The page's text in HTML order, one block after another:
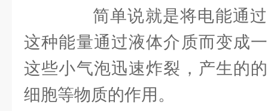
简单说就是将电能通过
这种能量通过液体介质而变成
这些小气泡迅速炸裂，产生的
细胞等物质的作用。